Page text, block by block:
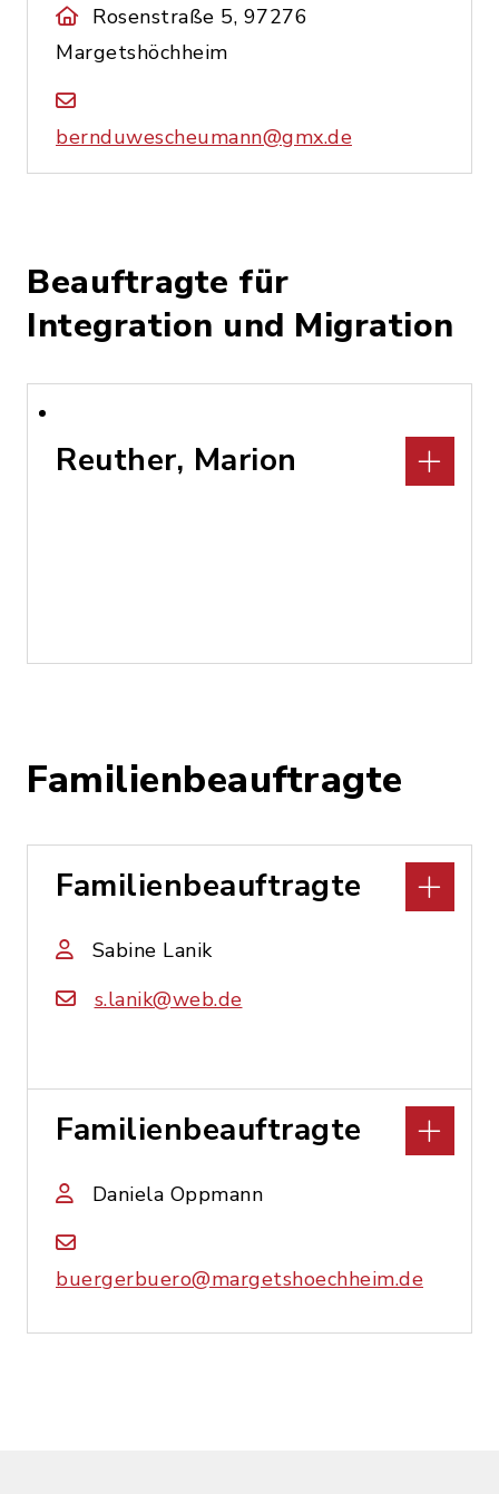
Rosenstraße 5, 97276
Margetshöchheim
bernduwescheumann@gmx.de
Beauftragte für
Integration und Migration
Reuther, Marion
Familienbeauftragte
Familienbeauftragte
Sabine Lanik
s.lanik@web.de
Familienbeauftragte
Daniela Oppmann
buergerbuero@margetshoechheim.de